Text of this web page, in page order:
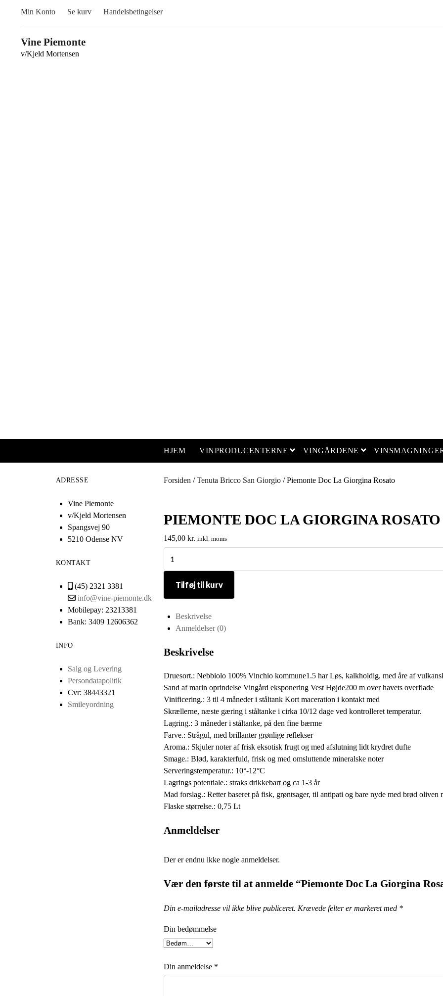
Min Konto Se kurv Handelsbetingelser
Vine Piemonte
v/Kjeld Mortensen
HJEM VINPRODUCENTERNE open menu
VINGÅRDENE open menu
Forsiden /Tenuta Bricco San Giorgio / Piemonte Doc La Giorgina Rosato
PIEMONTE DOC LA GIORGINA ROSATO
145,00 kr. inkl. moms
Doc
Giorgina
Rosato
antal
Tilføj til kurv
Beskrivelse
Anmeldelser (0)
Beskrivelse
Druesort.: Nebbiolo 100% Vinchio kommune1.5 har Løs, kalkholdig, med åre af
Sand af marin oprindelse Vingård eksponering Vest Højde200 m over havets overflade
Vinificering.: 3 til 4 måneder i ståltank Kort maceration i kontakt med
Skrællerne, næste gæring i ståltanke i cirka 10/12 dage ved kontrolleret temperatur.
Lagring.: 3 måneder i ståltanke, på den fine bærme
Farve.: Strågul, med brillanter grønlige reflekser
Aroma.: Skjuler noter af frisk eksotisk frugt og med afslutning lidt krydret dufte
Smage.: Blød, karakterfuld, frisk og med omsluttende mineralske noter
Serveringstemperatur.: 10°-12°C
Lagrings potentiale.: straks drikkebart og ca 1-3 år
Mad forslag.: Retter baseret på fisk, grøntsager, til antipati og bare nyde med brød oliven
Flaske størrelse.: 0,75 Lt
Anmeldelser
Der er endnu ikke nogle anmeldelser.
Vær den første til at anmelde “Piemonte Doc La Giorgina
Din e-mailadresse vil ikke blive publiceret. Krævede felter er markeret med *
Din bedømmelse
Din anmeldelse *
ADRESSE
Vine Piemonte
v/Kjeld Mortensen
Spangsvej 90
5210 Odense NV
KONTAKT
(45) 2321 3381
info@vine-piemonte.dk
Mobilepay: 23213381
Bank: 3409 12606362
INFO
Salg og Levering
Persondatapolitik
Cvr: 38443321
Smileyordning